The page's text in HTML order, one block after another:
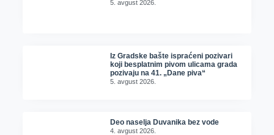
5. avgust 2026.
Iz Gradske bašte ispraćeni pozivari
koji besplatnim pivom ulicama grada
pozivaju na 41. „Dane piva“
5. avgust 2026.
Deo naselja Duvanika bez vode
4. avgust 2026.